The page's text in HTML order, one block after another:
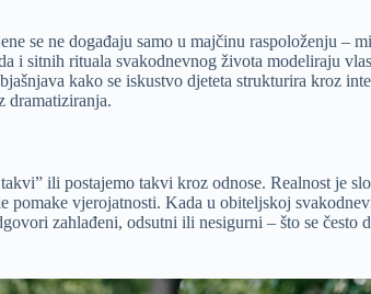
se ne događaju samo u majčinu raspoloženju –
i sitnih rituala svakodnevnog života modeliraju
kako se iskustvo djeteta strukturira kroz
dramatiziranja.
ili postajemo takvi kroz odnose. Realnost je
vjerojatnosti. Kada u obiteljskoj
zahlađeni, odsutni ili nesigurni – što se